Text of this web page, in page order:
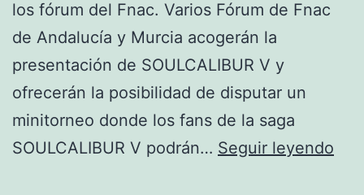
los fórum del Fnac. Varios Fórum de Fnac
de Andalucía y Murcia acogerán la
presentación de SOULCALIBUR V y
ofrecerán la posibilidad de disputar un
minitorneo donde los fans de la saga
SOULCALIBUR V podrán… Seguir leyendo